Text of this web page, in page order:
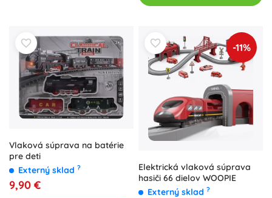
Vlaková súprava na batérie
pre deti
Externý sklad ?
9,90 €
-11%
Elektrická vlaková súprava
hasiči 66 dielov WOOPIE
Externý sklad ?